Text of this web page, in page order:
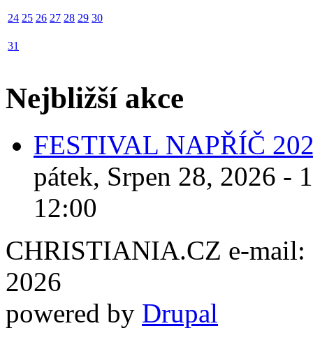
24 25 26 27 28 29 30
31
Nejbližší akce
FESTIVAL NAPŘÍČ
pátek, Srpen 28, 2026 -
12:00
CHRISTIANIA.CZ e-mail:
2026
powered by Drupal